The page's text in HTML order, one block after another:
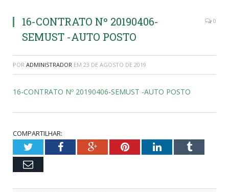
16-CONTRATO Nº 20190406-
SEMUST -AUTO POSTO
0
POR ADMINISTRADOR EM 23 DE AGOSTO DE 2019
16-CONTRATO Nº 20190406-SEMUST -AUTO POSTO
COMPARTILHAR:
TwitterFacebookGoogle+PinterestLinkedInTumblr
Email